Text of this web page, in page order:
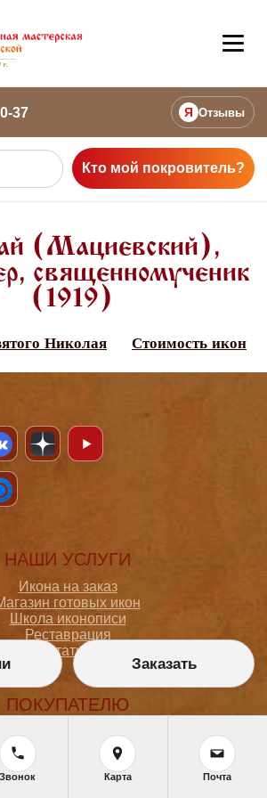
37 Я Отзывы
Кто мой покровитель?
(Мациевский),
священномученик
(1919)
Николая Стоимость икон
НАШИ УСЛУГИ
Икона на заказ
готовых икон
Школа иконописи
Реставрация
Статьи
ПОКУПАТЕЛЮ
Как сделать заказ
Доставка и оплата
конфиденциальности
Заказать
Звонок Карта Почта